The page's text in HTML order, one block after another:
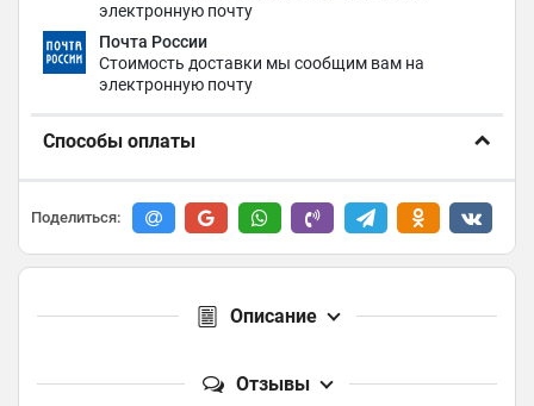
электронную почту
Почта России
Стоимость доставки мы сообщим вам на
электронную почту
Способы оплаты
Поделиться:
Описание
Отзывы